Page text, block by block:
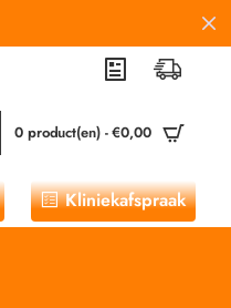
0 product(en) - €0,00
Kliniekafspraak